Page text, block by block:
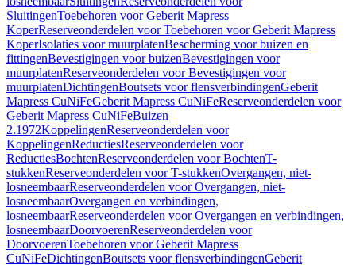
SluitingenToebehoren voor Geberit Mapress
KoperReserveonderdelen voor Toebehoren voor Geberit Mapress
KoperIsolaties voor muurplatenBescherming voor buizen en
fittingenBevestigingen voor buizenBevestigingen voor
muurplatenReserveonderdelen voor Bevestigingen voor
muurplatenDichtingenBoutsets voor flensverbindingenGeberit
Mapress CuNiFeGeberit Mapress CuNiFeReserveonderdelen voor
Geberit Mapress CuNiFeBuizen
2.1972KoppelingenReserveonderdelen voor
KoppelingenReductiesReserveonderdelen voor
ReductiesBochtenReserveonderdelen voor BochtenT-
stukkenReserveonderdelen voor T-stukkenOvergangen, niet-
losneembaarReserveonderdelen voor Overgangen, niet-
losneembaarOvergangen en verbindingen,
losneembaarReserveonderdelen voor Overgangen en verbindingen,
losneembaarDoorvoerenReserveonderdelen voor
DoorvoerenToebehoren voor Geberit Mapress
CuNiFeDichtingenBoutsets voor flensverbindingenGeberit